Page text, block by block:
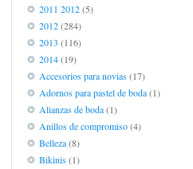
2011 2012(5)
2012(284)
2013 (116)
2014(19)
Accesorios para novias(17)
Adornos para pastel de boda(1)
Alianzas de boda(1)
Anillos de compromiso(4)
Belleza(8)
Bikinis(1)